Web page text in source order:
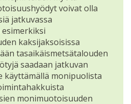
voivat olla
jatkuvassa
kaksijaksoisissa
tasaikäismetsätalouden
saadaan jatkuvan
käyttämällä monipuolista
monimuotoisuuden